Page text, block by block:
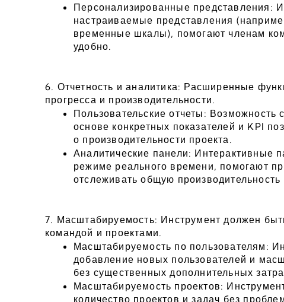
Персонализированные представления:
настраиваемые представления
временные шкалы), помогают членам
удобно.
6. Отчетность и аналитика: Расширенные
прогресса и производительности.
Пользовательские отчеты: Возможность
основе конкретных показателей и KPI
о производительности проекта.
Аналитические панели: Интерактивные
режиме реального времени, помогают
отслеживать общую
7. Масштабируемость: Инструмент должен
командой и проектами.
Масштабируемость по пользователям:
добавление новых пользователей и
без существенных дополнительных
Масштабируемость проектов:
количество проектов и задач без